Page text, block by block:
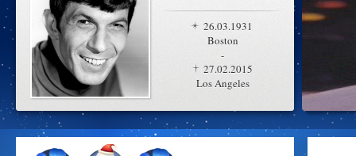
26.03.1931
Boston
-
27.02.2015
Los Angeles